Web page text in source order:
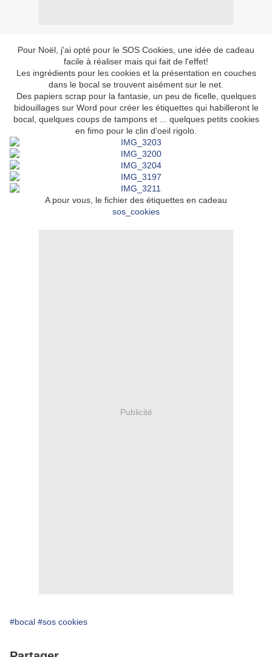
Pour Noël, j'ai opté pour le SOS Cookies, une idée de cadeau
facile à réaliser mais qui fait de l'effet!
Les ingrédients pour les cookies et la présentation en couches
dans le bocal se trouvent aisément sur le net.
Des papiers scrap pour la fantasie, un peu de ficelle, quelques
bidouillages sur Word pour créer les étiquettes qui habilleront le
bocal, quelques coups de tampons et ... quelques petits cookies
en fimo pour le clin d'oeil rigolo.
A pour vous, le fichier des étiquettes en cadeau
sos_cookies
Publicité
#bocal #sos cookies